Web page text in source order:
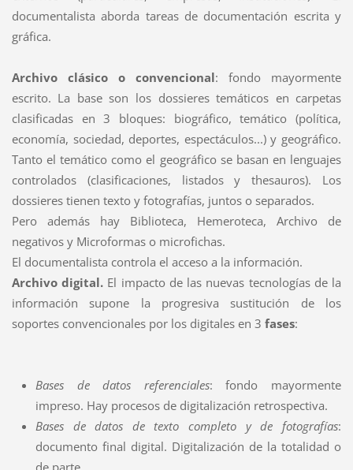
documentalista aborda tareas de documentación escrita y
gráfica.
Archivo clásico o convencional: fondo mayormente
escrito. La base son los dossieres temáticos en carpetas
clasificadas en 3 bloques: biográfico, temático (política,
economía, sociedad, deportes, espectáculos...) y geográfico.
Tanto el temático como el geográfico se basan en lenguajes
controlados (clasificaciones, listados y thesauros). Los
dossieres tienen texto y fotografías, juntos o separados.
Pero además hay Biblioteca, Hemeroteca, Archivo de
negativos y Microformas o microfichas.
El documentalista controla el acceso a la información.
Archivo digital. El impacto de las nuevas tecnologías de la
información supone la progresiva sustitución de los
soportes convencionales por los digitales en 3 fases:
Bases de datos referenciales: fondo mayormente
impreso. Hay procesos de digitalización retrospectiva.
Bases de datos de texto completo y de fotografías:
documento final digital. Digitalización de la totalidad o
de parte.